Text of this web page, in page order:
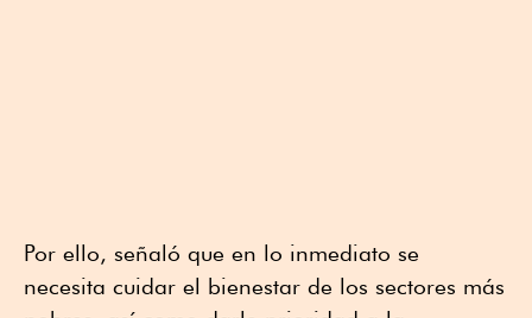
Por ello, señaló que en lo inmediato se
necesita cuidar el bienestar de los sectores más